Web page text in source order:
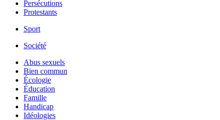
Persécutions
Protestants
Sport
Société
Abus sexuels
Bien commun
Écologie
Éducation
Famille
Handicap
Idéologies